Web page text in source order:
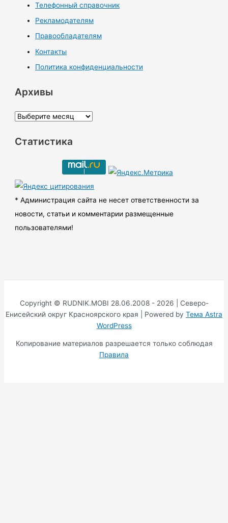
Телефонный справочник
Рекламодателям
Правообладателям
Контакты
Политика конфиденциальности
Архивы
А
х
ы
Статистика
* Администрация сайта не несет ответственности за
новости, статьи и комментарии размещенные
пользователями!
Copyright © RUDNIK.MOBI 28.06.2008 - 2026 | Северо-
Енисейский округ Красноярского края | Powered by Тема Astra
WordPress
Копирование материалов разрешается только соблюдая
Правила